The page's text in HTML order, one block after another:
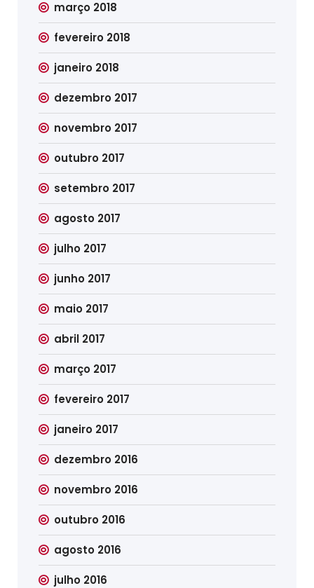
março 2018
fevereiro 2018
janeiro 2018
dezembro 2017
novembro 2017
outubro 2017
setembro 2017
agosto 2017
julho 2017
junho 2017
maio 2017
abril 2017
março 2017
fevereiro 2017
janeiro 2017
dezembro 2016
novembro 2016
outubro 2016
agosto 2016
julho 2016